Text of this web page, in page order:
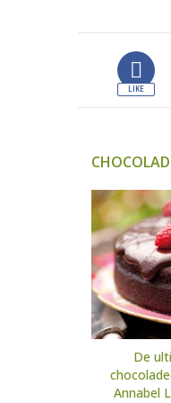
De
Annabel